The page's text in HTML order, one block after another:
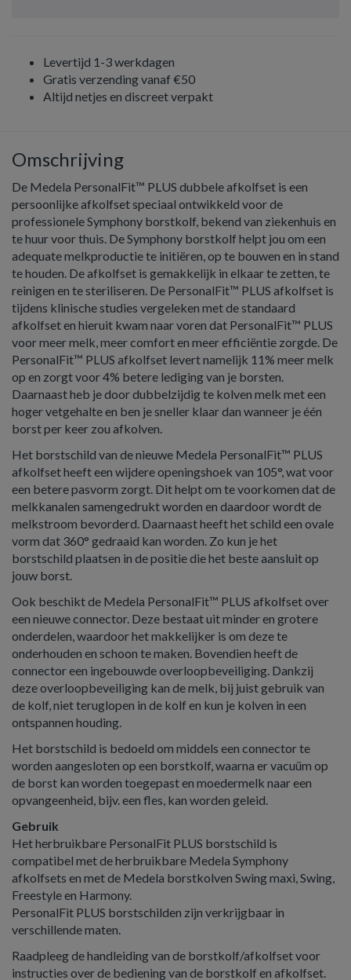
Levertijd 1-3 werkdagen
Gratis verzending vanaf €50
Altijd netjes en discreet verpakt
Omschrijving
De Medela PersonalFit™ PLUS dubbele afkolfset is een
persoonlijke afkolfset speciaal ontwikkeld voor de
professionele Symphony borstkolf, bekend van ziekenhuis en
te huur voor thuis. De Symphony borstkolf helpt jou om een
adequate melkproductie te initiëren, op te bouwen en in stand
te houden. De afkolfset is gemakkelijk in elkaar te zetten, te
reinigen en te steriliseren. De PersonalFit™ PLUS afkolfset is
tijdens klinische studies vergeleken met de standaard
afkolfset en hieruit kwam naar voren dat PersonalFit™ PLUS
voor meer melk, meer comfort en meer efficiëntie zorgde. De
PersonalFit™ PLUS afkolfset levert namelijk 11% meer melk
op en zorgt voor 4% betere lediging van je borsten.
Daarnaast heb je door dubbelzijdig te kolven melk met een
hoger vetgehalte en ben je sneller klaar dan wanneer je één
borst per keer zou afkolven.
Het borstschild van de nieuwe Medela PersonalFit™ PLUS
afkolfset heeft een wijdere openingshoek van 105°, wat voor
een betere pasvorm zorgt. Dit helpt om te voorkomen dat de
melkkanalen samengedrukt worden en daardoor wordt de
melkstroom bevorderd. Daarnaast heeft het schild een ovale
vorm dat 360° gedraaid kan worden. Zo kun je het
borstschild plaatsen in de positie die het beste aansluit op
jouw borst.
Ook beschikt de Medela PersonalFit™ PLUS afkolfset over
een nieuwe connector. Deze bestaat uit minder en grotere
onderdelen, waardoor het makkelijker is om deze te
onderhouden en schoon te maken. Bovendien heeft de
connector een ingebouwde overloopbeveiliging. Dankzij
deze overloopbeveiliging kan de melk, bij juist gebruik van
de kolf, niet teruglopen in de kolf en kun je kolven in een
ontspannen houding.
Het borstschild is bedoeld om middels een connector te
worden aangesloten op een borstkolf, waarna er vacuüm op
de borst kan worden toegepast en moedermelk naar een
opvangeenheid, bijv. een fles, kan worden geleid.
Gebruik
Het herbruikbare PersonalFit PLUS borstschild is
compatibel met de herbruikbare Medela Symphony
afkolfsets en met de Medela borstkolven Swing maxi, Swing,
Freestyle en Harmony.
PersonalFit PLUS borstschilden zijn verkrijgbaar in
verschillende maten.
Raadpleeg de handleiding van de borstkolf/afkolfset voor
instructies over de bediening van de borstkolf en afkolfset.